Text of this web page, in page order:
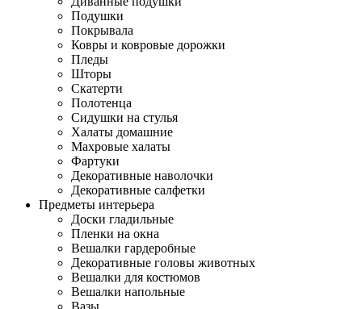
Подушки
Покрывала
Ковры и ковровые дорожки
Пледы
Шторы
Скатерти
Полотенца
Сидушки на стулья
Халаты домашние
Махровые халаты
Фартуки
Декоративные наволочки
Декоративные салфетки
Предметы интерьера
Доски гладильные
Пленки на окна
Вешалки гардеробные
Декоративные головы животных
Вешалки для костюмов
Вешалки напольные
Вазы